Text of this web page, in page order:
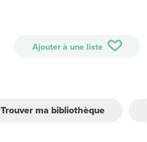
Ajouter à une liste
Trouver ma bibliothèque